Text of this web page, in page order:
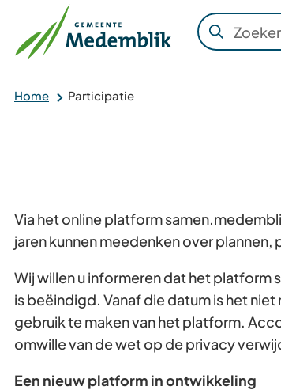
Zoeken
Wanneer
kun
door
pijl
en
omlaag
te
gebruiken.
Gebruik
Home Participatie
Via het online platform
jaren kunnen meedenken over
Wij willen u informeren dat het platform
is beëindigd. Vanaf die datum is het
gebruik te maken van het platform.
omwille van de wet op de privacy
Een nieuw platform in ontwikkeling